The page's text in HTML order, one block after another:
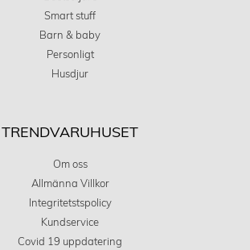
Smart stuff
Barn & baby
Personligt
Husdjur
TRENDVARUHUSET
Om oss
Allmänna Villkor
Integritetstspolicy
Kundservice
Covid 19 uppdatering